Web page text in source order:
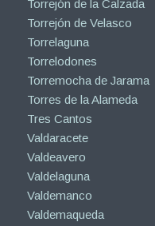
Torrejón de la Calzada
Torrejón de Velasco
Torrelaguna
Torrelodones
Torremocha de Jarama
Torres de la Alameda
Tres Cantos
Valdaracete
Valdeavero
Valdelaguna
Valdemanco
Valdemaqueda